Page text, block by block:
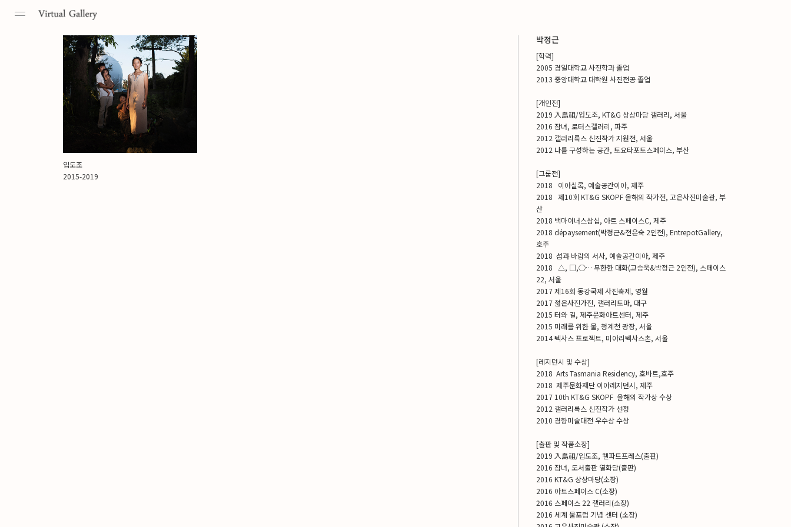
Toggle
입도조
2015-2019
박정근
[학력]
2005 경일대학교 사진학과 졸업
2013 중앙대학교 대학원 사진전공 졸업
[개인전]
2019 入島祖/입도조, KT&G 상상마당 갤러리, 서울
2016 잠녀, 로터스갤러리, 파주
2012 갤러리룩스 신진작가 지원전, 서울
2012 나를 구성하는 공간, 토요타포토스페이스, 부산
[그룹전]
2018 이아실록, 예술공간이아, 제주
2018 제10회 KT&G SKOPF 올해의 작가전, 고은사진미술관, 부
산
2018 백마이너스삼십, 아트 스페이스C, 제주
2018 dépaysement(박정근&전은숙 2인전), EntrepotGallery,
호주
2018 섬과 바람의 서사, 예술공간이아, 제주
2018 △, □,○… 무한한 대화(고승욱&박정근 2인전), 스페이스
22, 서울
2017 제16회 동강국제 사진축제, 영월
2017 젊은사진가전, 갤러리토마, 대구
2015 터와 길, 제주문화아트센터, 제주
2015 미래를 위한 물, 청계천 광장, 서울
2014 텍사스 프로젝트, 미아리텍사스촌, 서울
[레지던시 및 수상]
2018 Arts Tasmania Residency, 호바트,호주
2018 제주문화재단 이아레지던시, 제주
2017 10th KT&G SKOPF 올해의 작가상 수상
2012 갤러리룩스 신진작가 선정
2010 경향미술대전 우수상 수상
[출판 및 작품소장]
2019 入島祖/입도조, 켈파트프레스(출판)
2016 잠녀, 도서출판 열화당(출판)
2016 KT&G 상상마당(소장)
2016 아트스페이스 C(소장)
2016 스페이스 22 갤러리(소장)
2016 세계 물포럼 기념 센터 (소장)